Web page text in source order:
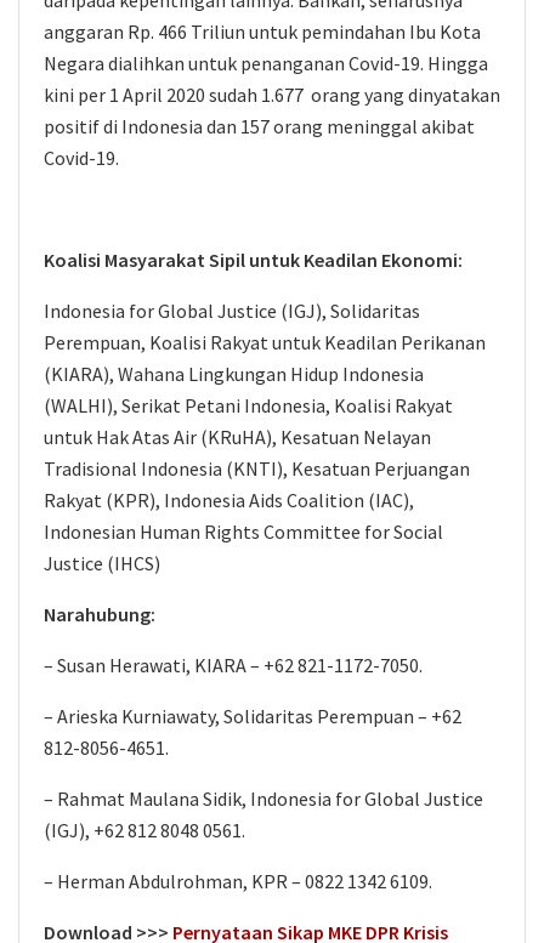
anggaran Rp. 466 Triliun untuk pemindahan Ibu Kota
Negara dialihkan untuk penanganan Covid-19. Hingga
kini per 1 April 2020 sudah 1.677 orang yang dinyatakan
positif di Indonesia dan 157 orang meninggal akibat
Covid-19.
Koalisi Masyarakat Sipil untuk Keadilan Ekonomi:
Indonesia for Global Justice (IGJ), Solidaritas
Perempuan, Koalisi Rakyat untuk Keadilan Perikanan
(KIARA), Wahana Lingkungan Hidup Indonesia
(WALHI), Serikat Petani Indonesia, Koalisi Rakyat
untuk Hak Atas Air (KRuHA), Kesatuan Nelayan
Tradisional Indonesia (KNTI), Kesatuan Perjuangan
Rakyat (KPR), Indonesia Aids Coalition (IAC),
Indonesian Human Rights Committee for Social
Justice (IHCS)
Narahubung:
– Susan Herawati, KIARA – +62 821-1172-7050.
– Arieska Kurniawaty, Solidaritas Perempuan – +62
812-8056-4651.
– Rahmat Maulana Sidik, Indonesia for Global Justice
(IGJ), +62 812 8048 0561.
– Herman Abdulrohman, KPR – 0822 1342 6109.
Download >>> Pernyataan Sikap MKE DPR Krisis